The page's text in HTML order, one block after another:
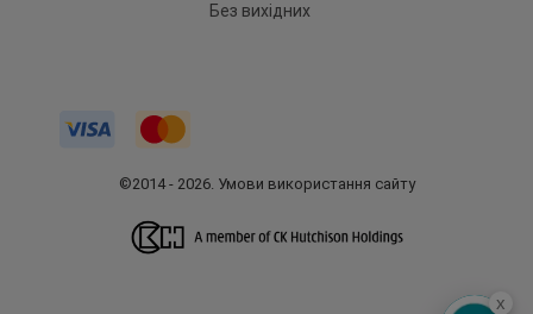
Без вихідних
©2014 - 2026. Умови використання сайту
x